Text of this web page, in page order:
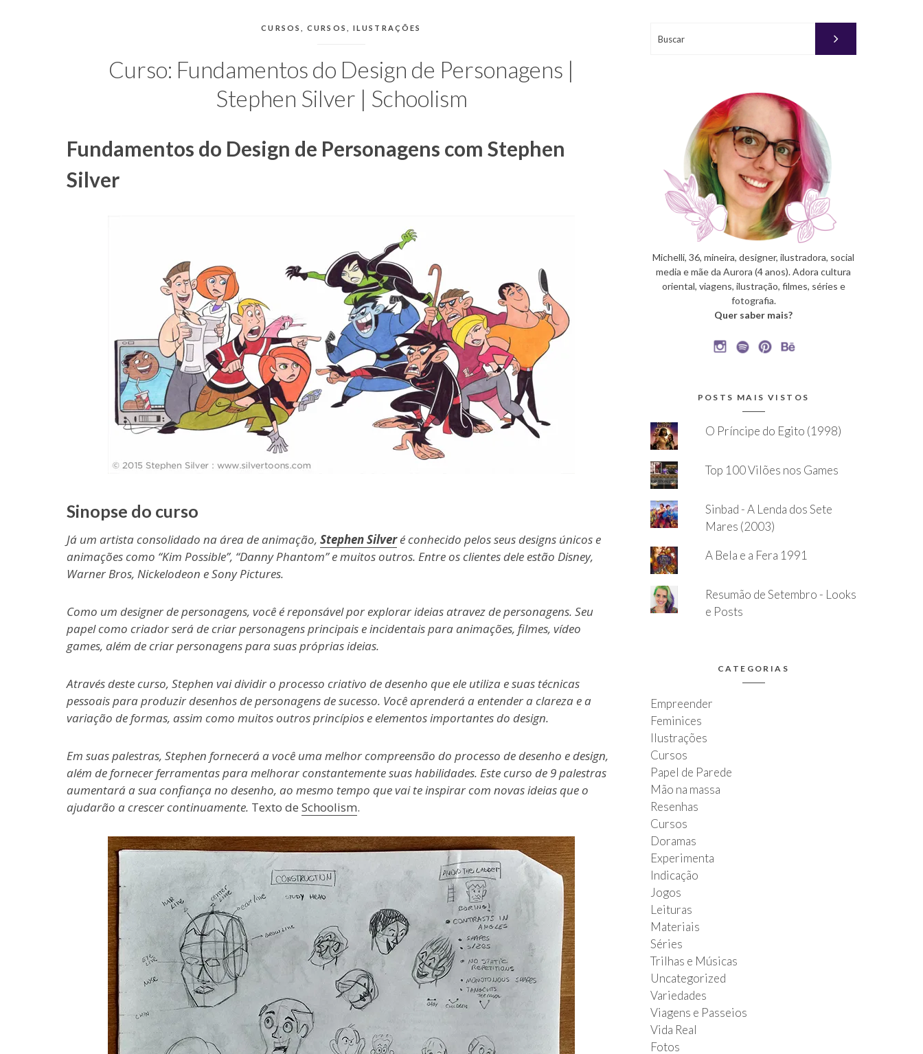
blogueira
CATEGORIAS:
CURSOS CURSOS ILUSTRAÇÕES
Curso: Fundamentos do Design de Personagens |
Stephen Silver | Schoolism
Fundamentos do Design de Personagens com Stephen
Silver
Sinopse do curso
Já um artista consolidado na área de animação, Stephen Silveré conhecido pelos seus designs únicos e
animações como “Kim Possible”, “Danny Phantom” e muitos outros. Entre os clientes dele estão Disney,
Warner Bros, Nickelodeon e Sony Pictures.
Como um designer de personagens, você é reponsável por explorar ideias atravez de personagens. Seu
papel como criador será de criar personagens principais e incidentais para animações, filmes, vídeo
games, além de criar personagens para suas próprias ideias.
Através deste curso, Stephen vai dividir o processo criativo de desenho que ele utiliza e suas técnicas
pessoais para produzir desenhos de personagens de sucesso. Você aprenderá a entender a clareza e a
variação de formas, assim como muitos outros princípios e elementos importantes do design.
Em suas palestras, Stephen fornecerá a você uma melhor compreensão do processo de desenho e design,
além de fornecer ferramentas para melhorar constantemente suas habilidades. Este curso de 9 palestras
aumentará a sua confiança no desenho, ao mesmo tempo que vai te inspirar com novas ideias que o
ajudarão a crescer continuamente. Texto de Schoolism.
Michelli, 36, mineira, designer, ilustradora, social
media e mãe da Aurora (4 anos). Adora cultura
oriental, viagens, ilustração, filmes, séries e
fotografia.
Quer saber mais?
POSTS MAIS VISTOS
O Príncipe do Egito (1998)
Top 100 Vilões nos Games
Sinbad - A Lenda dos Sete
Mares (2003)
A Bela e a Fera 1991
Resumão de Setembro - Looks
e Posts
CATEGORIAS
Empreender
Feminices
Ilustrações
Cursos
Papel de Parede
Mão na massa
Resenhas
Cursos
Doramas
Experimenta
Indicação
Jogos
Leituras
Materiais
Séries
Trilhas e Músicas
Uncategorized
Variedades
Viagens e Passeios
Vida Real
Fotos